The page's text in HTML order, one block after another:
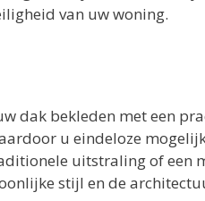
van uw woning.
dak bekleden met een
u eindeloze
uitstraling of een
stijl en de